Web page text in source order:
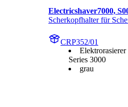
Electricshaver7000,
Scherkopfhalter für
CRP352/01
Series 3000
grau